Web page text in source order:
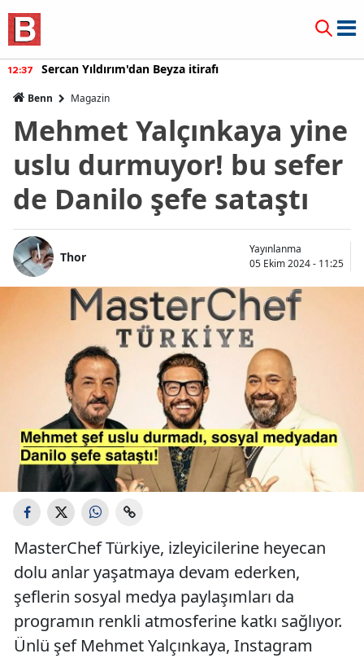
12:37 Sercan Yıldırım'dan Beyza itirafı
Benn Magazin
Mehmet Yalçınkaya yine
uslu durmuyor! bu sefer
de Danilo şefe sataştı
Thor
Yayınlanma
05 Ekim 2024 - 11:25
MasterChef Türkiye, izleyicilerine heyecan
dolu anlar yaşatmaya devam ederken,
şeflerin sosyal medya paylaşımları da
programın renkli atmosferine katkı sağlıyor.
Ünlü şef Mehmet Yalçınkaya, Instagram